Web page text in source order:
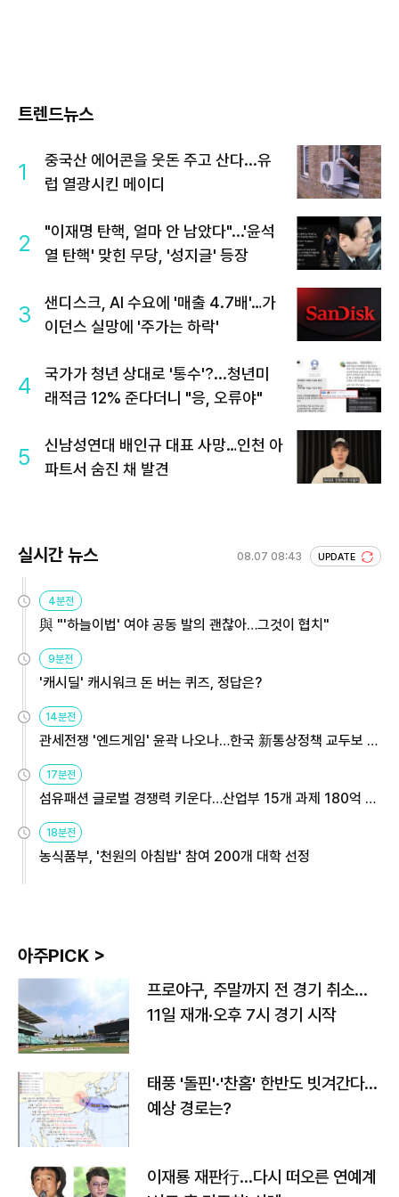
트렌드뉴스
1
중국산 에어콘을 웃돈 주고 산다...유
럽 열광시킨 메이디
2
"이재명 탄핵, 얼마 안 남았다"...'윤석
열 탄핵' 맞힌 무당, '성지글' 등장
3
샌디스크, AI 수요에 '매출 4.7배'…가
이던스 실망에 '주가는 하락'
4
국가가 청년 상대로 '통수'?...청년미
래적금 12% 준다더니 "응, 오류야"
5
신남성연대 배인규 대표 사망…인천 아
파트서 숨진 채 발견
실시간 뉴스 08.07 08:43 UPDATE
4분전
與 "'하늘이법' 여야 공동 발의 괜찮아…그것이 협치"
9분전
'캐시딜' 캐시워크 돈 버는 퀴즈, 정답은?
14분전
관세전쟁 '엔드게임' 윤곽 나오나…한국 新통상정책 교두보 활
용해야
17분전
섬유패션 글로벌 경쟁력 키운다…산업부 15개 과제 180억 지
원
18분전
농식품부, '천원의 아침밥' 참여 200개 대학 선정
아주PICK >
프로야구, 주말까지 전 경기 취소…
11일 재개·오후 7시 경기 시작
태풍 '돌핀'·'찬홈' 한반도 빗겨간다…
예상 경로는?
이재룡 재판行…다시 떠오른 연예계